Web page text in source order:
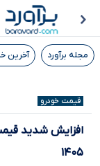
مجله برآورد آخرین
قیمت خودرو
۱۴۰۵